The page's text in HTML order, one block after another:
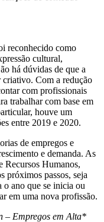
reconhecido como
cultural,
há dúvidas de que a
Com a redução
com profissionais
trabalhar com base em
houve um
entre 2019 e 2020.
de empregos e
e demanda. As
Recursos Humanos,
próximos passos, seja
o ano que se inicia ou
em uma nova profissão.
– Empregos em Alta*